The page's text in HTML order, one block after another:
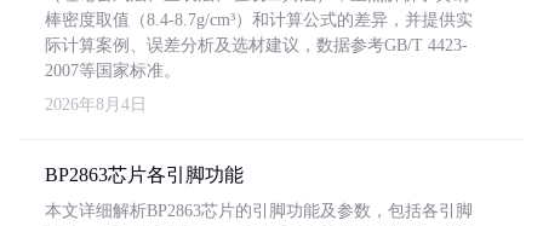
棒密度取值（8.4-8.7g/cm³）和计算公式的差异，并提供实
际计算案例、误差分析及选材建议，数据参考GB/T 4423-
2007等国家标准。
2026年8月4日
BP2863芯片各引脚功能
本文详细解析BP2863芯片的引脚功能及参数，包括各引脚